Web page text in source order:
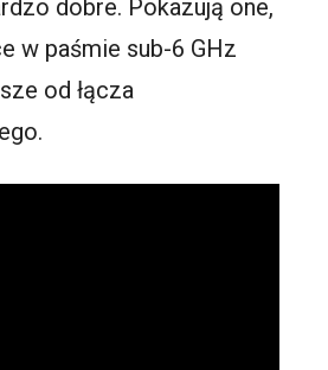
dobre. Pokazują one,
w paśmie sub-6 GHz
od łącza